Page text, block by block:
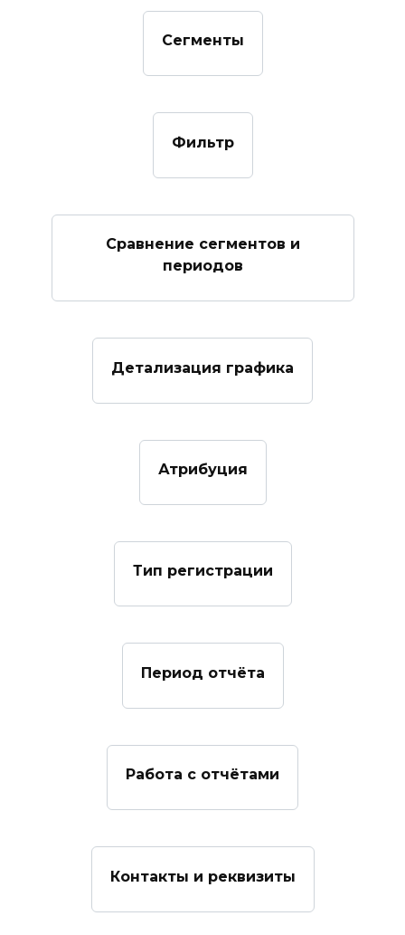
Сегменты
Фильтр
Сравнение сегментов и
периодов
Детализация графика
Атрибуция
Тип регистрации
Период отчёта
Работа с отчётами
Контакты и реквизиты